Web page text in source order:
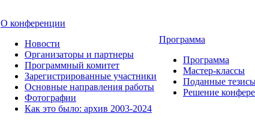
О конференции
Новости
Организаторы и партнеры
Программный комитет
Зарегистрированные участники
Основные направления работы
Фотографии
Как это было: архив 2003-2024
Программа
Программа
Мастер-классы
Поданные
Решение